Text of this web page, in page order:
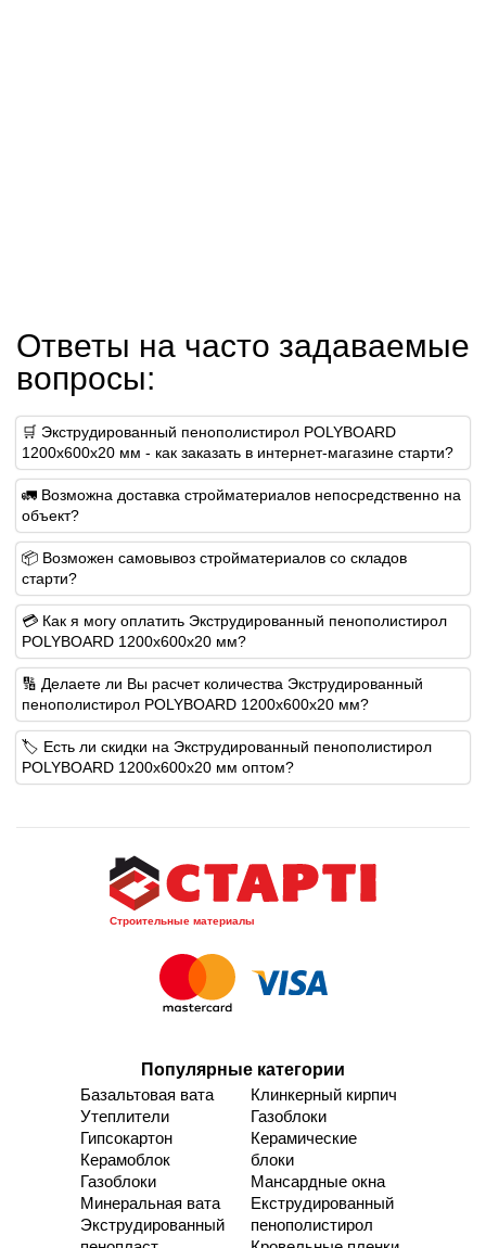
Ответы на часто задаваемые
вопросы:
🛒 Экструдированный пенополистирол POLYBOARD
1200х600х20 мм - как заказать в интернет-магазине старти?
🚛 Возможна доставка стройматериалов непосредственно на
объект?
📦 Возможен самовывоз стройматериалов со складов
старти?
💳 Как я могу оплатить Экструдированный пенополистирол
POLYBOARD 1200х600х20 мм?
🔢 Делаете ли Вы расчет количества Экструдированный
пенополистирол POLYBOARD 1200х600х20 мм?
🏷️ Есть ли скидки на Экструдированный пенополистирол
POLYBOARD 1200х600х20 мм оптом?
Строительные материалы
Популярные категории
Базальтовая вата
Утеплители
Гипсокартон
Керамоблок
Газоблоки
Минеральная вата
Экструдированный
Клинкерный кирпич
Газоблоки
Керамические
блоки
Мансардные окна
Екструдированный
пенополистирол